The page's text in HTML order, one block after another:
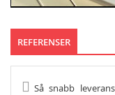
REFERENSER
Så snabb